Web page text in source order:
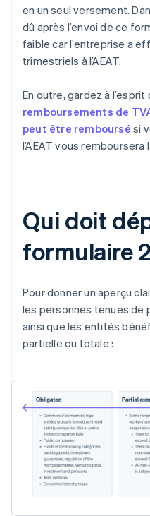
en un seul versement.
dû après l’envoi de ce
faible car l’entreprise a
trimestriels à l’AEAT.
En outre, gardez à
remboursements de
peut être remboursé si
l’AEAT vous
Qui doit
formulaire
Pour donner un aperçu
les personnes tenues de
ainsi que les entités
partielle ou totale :